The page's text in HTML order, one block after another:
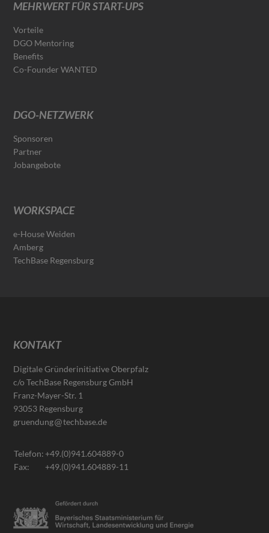
MEHRWERT FÜR START-UPS
Vorteile
DGO Mentoring
Benefits
Co-Founder WANTED
DGO-NETZWERK
Sponsoren
Partner
Jobangebote
WORKSPACE
e-House Weiden
Amberg
TechBase Regensburg
KONTAKT
Digitale Gründerinitiative Oberpfalz
c/o TechBase Regensburg GmbH
Franz-Mayer-Str. 1
93053 Regensburg
gruendung
techbase.de
Telefon:
Fax:
+49.(0)941.604889-0
+49.(0)941.604889-11